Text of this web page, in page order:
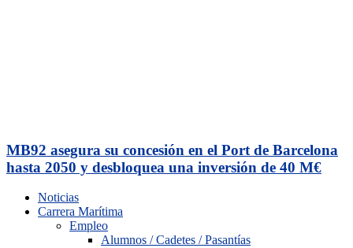
MB92 asegura su concesión en el Port de Barcelona
hasta 2050 y desbloquea una inversión de 40 M€
Noticias
Carrera Marítima
Empleo
Alumnos / Cadetes / Pasantías